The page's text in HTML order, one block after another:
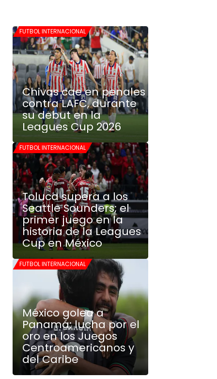
FUTBOL INTERNACIONAL
Chivas cae en penales
contra LAFC, durante
su debut en la
Leagues Cup 2026
FUTBOL INTERNACIONAL
Toluca supera a los
Seattle Sounders; el
primer juego en la
historia de la Leagues
Cup en México
FUTBOL INTERNACIONAL
México golea a
Panamá; lucha por el
oro en los Juegos
Centroamericanos y
del Caribe